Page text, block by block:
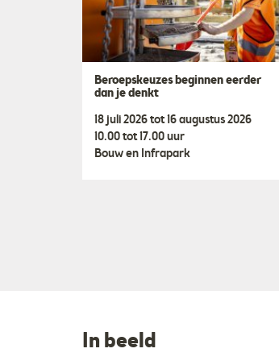
Beroepskeuzes beginnen eerder
dan je denkt
18 juli 2026 tot 16 augustus 2026
10.00 tot 17.00 uur
Bouw en Infrapark
In beeld